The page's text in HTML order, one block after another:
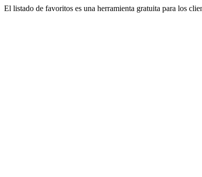
El listado de favoritos es una herramienta gratuita para los